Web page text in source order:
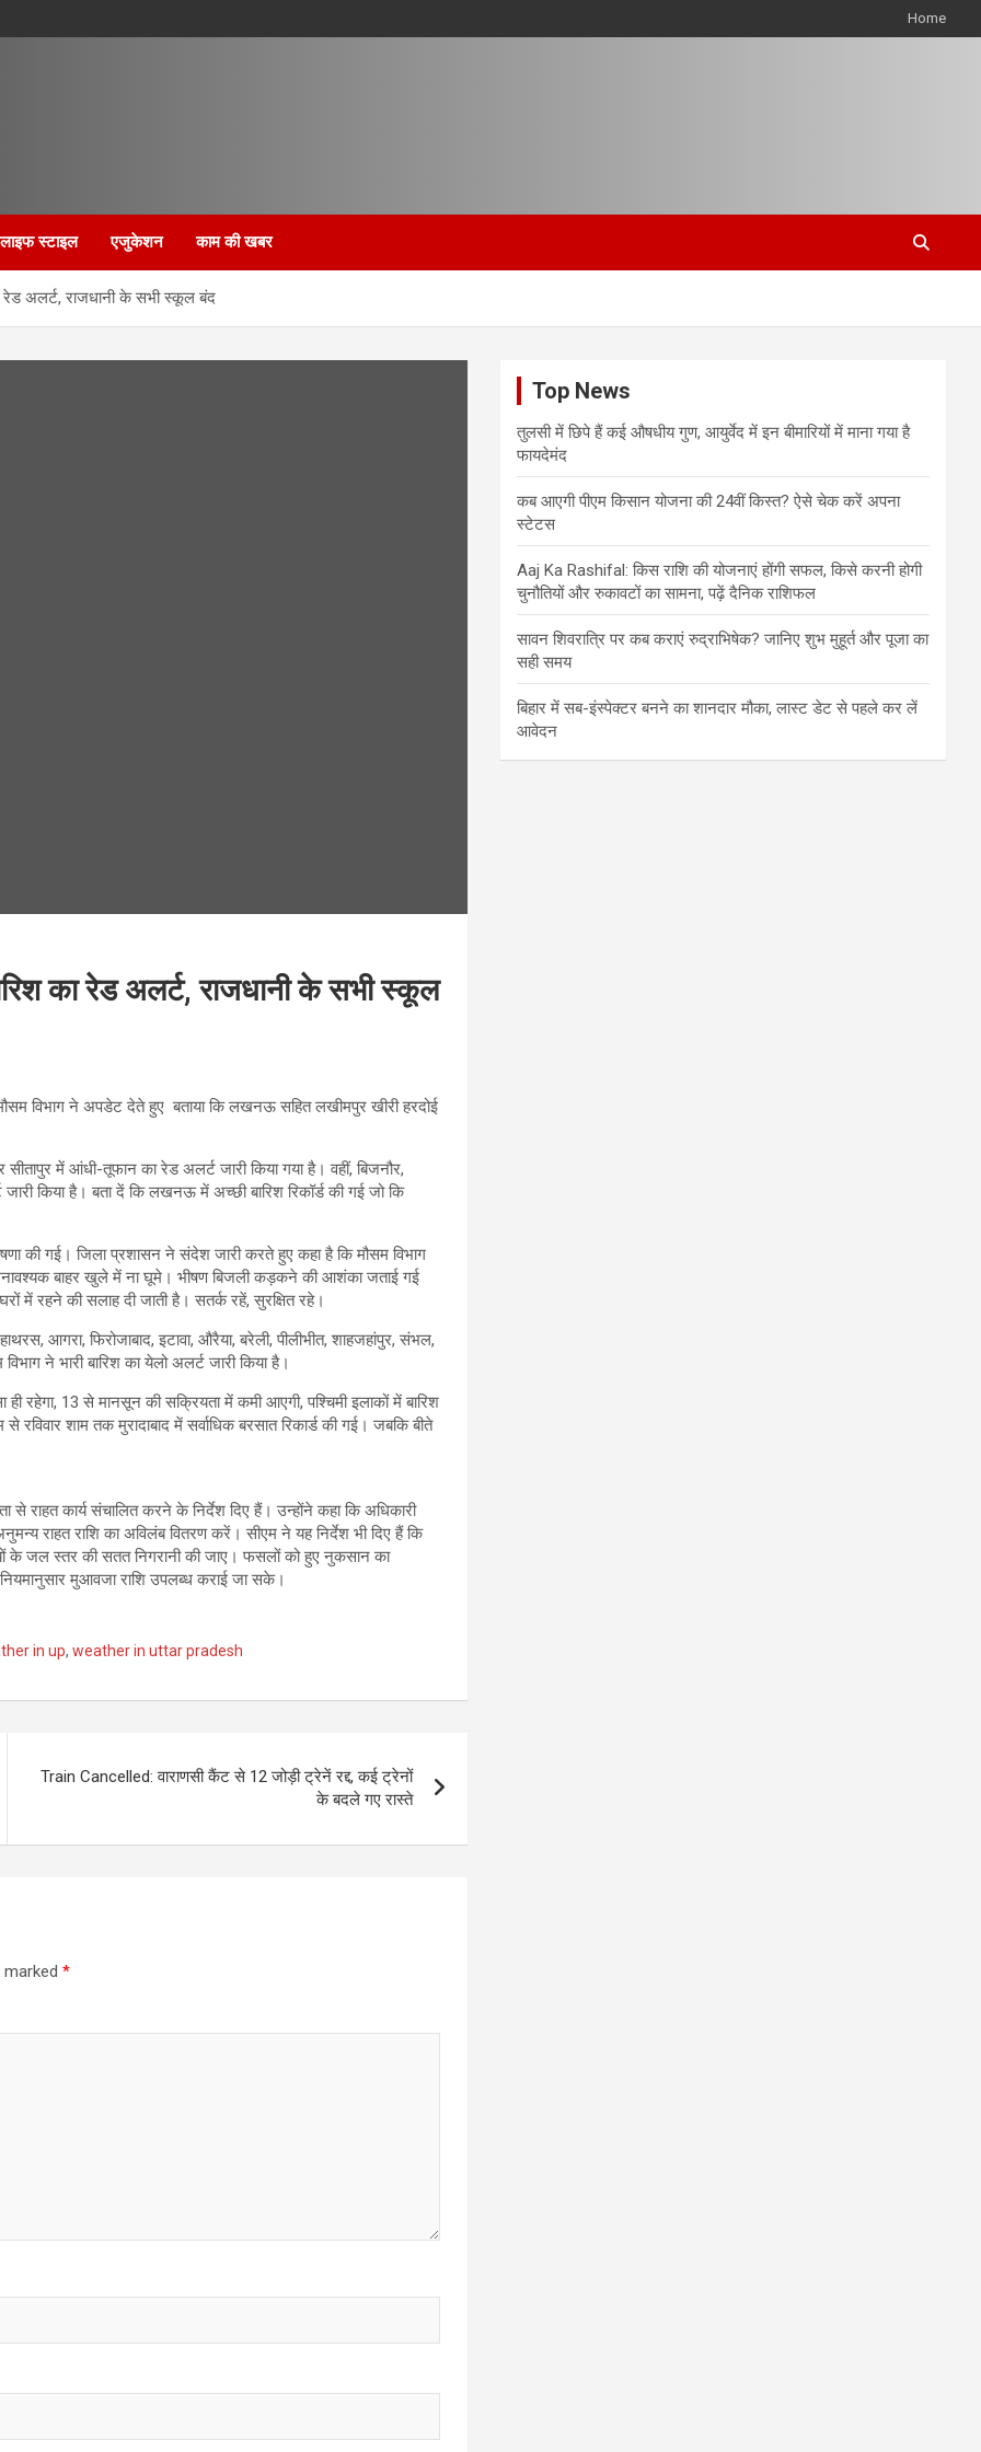
Home
लाइफ स्टाइल एजुकेशन काम की खबर
अलर्ट, राजधानी के सभी स्कूल बंद
का रेड अलर्ट, राजधानी के सभी स्कूल
विभाग ने अपडेट देते हुए बताया कि लखनऊ सहित लखीमपुर खीरी हरदोई
में आंधी-तूफान का रेड अलर्ट जारी किया गया है। वहीं, बिजनौर,
किया है। बता दें कि लखनऊ में अच्छी बारिश रिकॉर्ड की गई जो कि
गई। जिला प्रशासन ने संदेश जारी करते हुए कहा है कि मौसम विभाग
बाहर खुले में ना घूमे। भीषण बिजली कड़कने की आशंका जताई गई
में रहने की सलाह दी जाती है। सतर्क रहें, सुरक्षित रहे।
आगरा, फिरोजाबाद, इटावा, औरैया, बरेली, पीलीभीत, शाहजहांपुर, संभल,
ने भारी बारिश का येलो अलर्ट जारी किया है।
रहेगा, 13 से मानसून की सक्रियता में कमी आएगी, पश्चिमी इलाकों में बारिश
शाम तक मुरादाबाद में सर्वाधिक बरसात रिकार्ड की गई। जबकि बीते
से राहत कार्य संचालित करने के निर्देश दिए हैं। उन्होंने कहा कि अधिकारी
राहत राशि का अविलंब वितरण करें। सीएम ने यह निर्देश भी दिए हैं कि
के जल स्तर की सतत निगरानी की जाए। फसलों को हुए नुकसान का
मुआवजा राशि उपलब्ध कराई जा सके।
in up, weather in uttar pradesh
Train Cancelled: वाराणसी कैंट से 12 जोड़ी ट्रेनें रद्द, कई ट्रेनों
के बदले गए रास्ते
marked *
Top News
तुलसी में छिपे हैं कई औषधीय गुण, आयुर्वेद में इन बीमारियों में माना गया है
फायदेमंद
कब आएगी पीएम किसान योजना की 24वीं किस्त? ऐसे चेक करें अपना
स्टेटस
Aaj Ka Rashifal: किस राशि की योजनाएं होंगी सफल, किसे करनी होगी
चुनौतियों और रुकावटों का सामना, पढ़ें दैनिक राशिफल
सावन शिवरात्रि पर कब कराएं रुद्राभिषेक? जानिए शुभ मुहूर्त और पूजा का
सही समय
बिहार में सब-इंस्पेक्टर बनने का शानदार मौका, लास्ट डेट से पहले कर लें
आवेदन